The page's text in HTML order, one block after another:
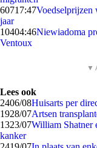
60717:47Voedselprijzen
jaar
10404:46Niewiadoma
Ventoux
▼
Lees ook
2406/08Huisarts per
1928/07Artsen
1323/07William Shatner
kanker